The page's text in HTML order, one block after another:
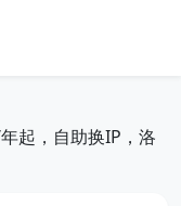
起，自助换IP，洛